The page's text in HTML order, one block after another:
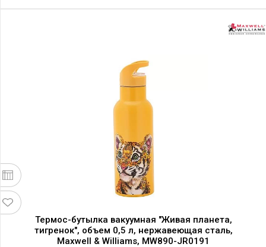
Термос-бутылка вакуумная "Живая планета,
тигренок", объем 0,5 л, нержавеющая сталь,
Maxwell & Williams, MW890-JR0191